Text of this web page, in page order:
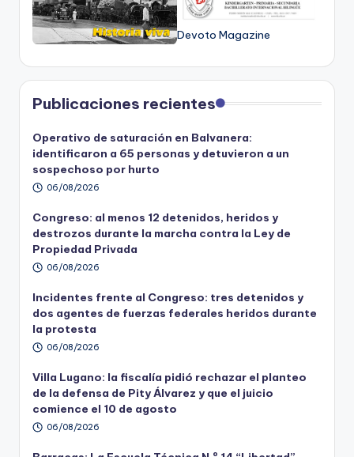
Devoto Magazine
Publicaciones recientes
Operativo de saturación en Balvanera:
identificaron a 65 personas y detuvieron a un
sospechoso por hurto
06/08/2026
Congreso: al menos 12 detenidos, heridos y
destrozos durante la marcha contra la Ley de
Propiedad Privada
06/08/2026
Incidentes frente al Congreso: tres detenidos y
dos agentes de fuerzas federales heridos durante
la protesta
06/08/2026
Villa Lugano: la fiscalía pidió rechazar el planteo
de la defensa de Pity Álvarez y que el juicio
comience el 10 de agosto
06/08/2026